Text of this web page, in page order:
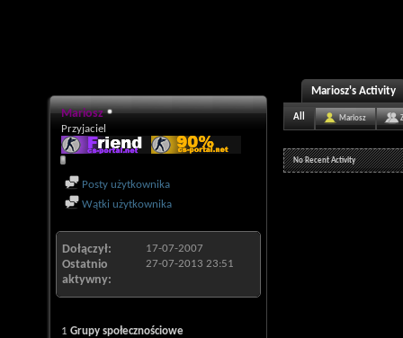
Mariosz
Przyjaciel
Posty użytkownika
Wątki użytkownika
Dołączył 17-07-2007
Ostatnio
aktywny
27-07-2013 23:51
1 Grupy społecznościowe
Mariosz's Activity
All Mariosz
No Recent Activity